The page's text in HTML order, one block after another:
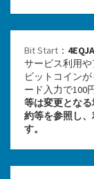
Bit Start ：
サービス利用
ビットコイン
ード入力で100
等は変更とな
約等を参照し
す。